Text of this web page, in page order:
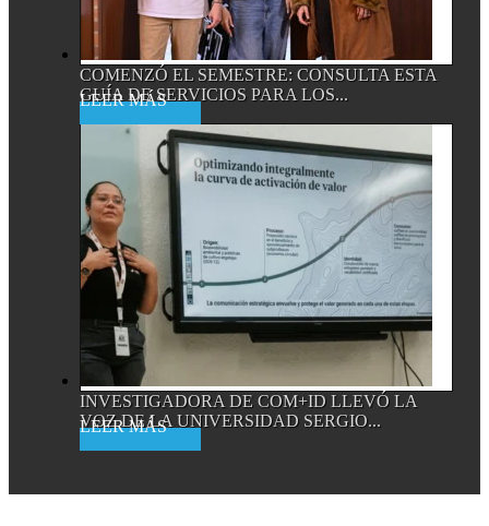
COMENZÓ EL SEMESTRE: CONSULTA ESTA
GUÍA DE SERVICIOS PARA LOS...
INVESTIGADORA DE COM+ID LLEVÓ LA
VOZ DE LA UNIVERSIDAD SERGIO...